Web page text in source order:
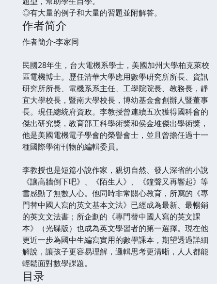
◎有大量的例子和大量的習題並附解答。
作者简介
作者簡介-李家同
民國28年生，台大電機系學士，美國加州大學柏克萊校
區電機博士。歷任清華大學應用數學研究所所長、資訊
研究所所長、電機系系主任、工學院院長、教務長，靜
宜大學校長，暨南大學校長，博幼基金會創辦人暨董事
長。現任總統府資政。李教授曾連續五次獲得國科會的
傑出研究獎，教育部工科學術獎和侯金堆傑出學術獎，
他是美國電機電子學會的榮譽會士，並且曾擔任過十一
種國際學術刊物的編輯委員。
李教授也是短篇小說作家，親切自然、發人深省的小說
《讓高牆倒下吧》、《陌生人》、《鐘聲又再響起》等
書感動了無數人心。他同時非常關心教育，所寫的《專
門替中國人寫的英文基本文法》已經成為最新、最暢銷
的英文文法書；所企劃的《專門替中國人寫的英文課
本》（光碟版）也成為英文學習者的第一選擇。現在他
更近一步為國中生編寫實用的數學課本，期望透過詳細
解說，讓孩子更容易理解，邏輯思考更清晰，人人都能
輕鬆面對數學課題。
目录